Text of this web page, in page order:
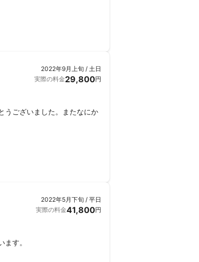
2022年9月上旬 / 土日
実際の料金29,800円
うございました。またなにか
2022年5月下旬 / 平日
実際の料金41,800円
す。